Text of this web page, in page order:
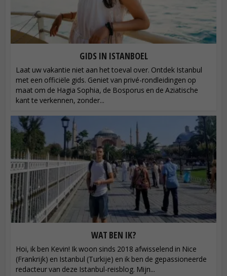
GIDS IN ISTANBOEL
Laat uw vakantie niet aan het toeval over. Ontdek Istanbul
met een officiële gids. Geniet van privé-rondleidingen op
maat om de Hagia Sophia, de Bosporus en de Aziatische
kant te verkennen, zonder...
WAT BEN IK?
Hoi, ik ben Kevin! Ik woon sinds 2018 afwisselend in Nice
(Frankrijk) en Istanbul (Turkije) en ik ben de gepassioneerde
redacteur van deze Istanbul-reisblog. Mijn...